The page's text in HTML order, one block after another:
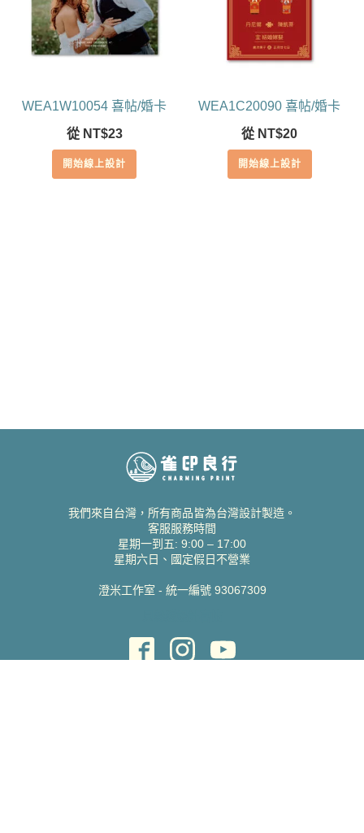
WEA1W10054 喜帖/婚卡
從 NT$23
開始線上設計
WEA1C20090 喜帖/婚卡
從 NT$20
開始線上設計
我們來自台灣，所有商品皆為台灣設計製造。
客服服務時間
星期一到五: 9:00 – 17:00
星期六日、國定假日不營業
澄米工作室 - 統一編號 93067309